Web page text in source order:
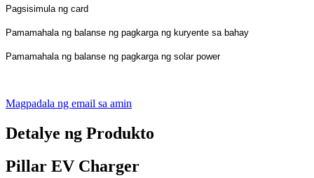
Pagsisimula ng card
Pamamahala ng balanse ng pagkarga ng kuryente sa bahay
Pamamahala ng balanse ng pagkarga ng solar power
Magpadala ng email sa amin
Detalye ng Produkto
Pillar EV Charger